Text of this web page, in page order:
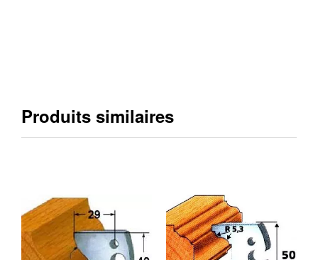
Produits similaires